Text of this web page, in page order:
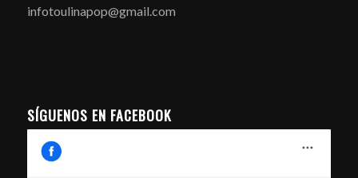
infotoulinapop@gmail.com
SÍGUENOS EN FACEBOOK